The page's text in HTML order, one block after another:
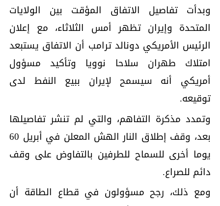
وبدأت تفاصيل الاتفاق المؤقت بين الولايات
المتحدة وإيران تظهر أمس الثلاثاء، مع إعلان
‌الرئيس الأمريكي دونالد ترامب أن الاتفاق يستبعد
امتلاك طهران سلاحا نوويا وتأكيد مسؤول
أمريكي أنه سيسمح لإيران ببيع النفط لدى
توقيعه.
وتمدد مذكرة التفاهم، والتي لم تنشر تفاصيلها
بعد، وقف إطلاق النار الهش المعلن في أبريل 60
يوما أخرى للسماح للطرفين بالتفاوض على وقف
دائم للصراع.
ومع ذلك، رجح مسؤولون في قطاع الطاقة أن